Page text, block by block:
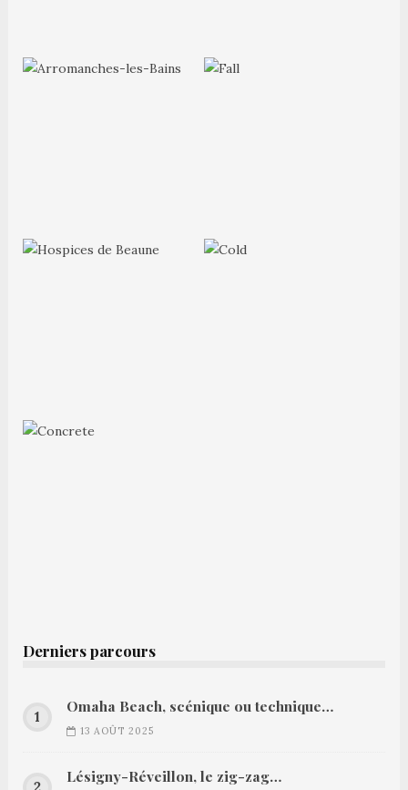
Derniers parcours
Omaha Beach, scénique ou technique…
13 AOÛT 2025
Lésigny-Réveillon, le zig-zag…